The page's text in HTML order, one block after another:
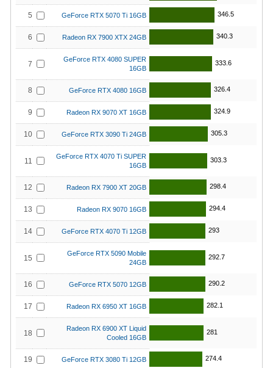
5 GeForce RTX 5070 Ti 16GB 346.5
6 Radeon RX 7900 XTX 24GB 340.3
7
GeForce RTX 4080 SUPER
16GB
333.6
8 GeForce RTX 4080 16GB 326.4
9 Radeon RX 9070 XT 16GB 324.9
10 GeForce RTX 3090 Ti 24GB 305.3
11
GeForce RTX 4070 Ti SUPER
16GB
303.3
12 Radeon RX 7900 XT 20GB 298.4
13 Radeon RX 9070 16GB 294.4
14 GeForce RTX 4070 Ti 12GB 293
15
GeForce RTX 5090 Mobile
24GB
292.7
16 GeForce RTX 5070 12GB 290.2
17 Radeon RX 6950 XT 16GB 282.1
18
Radeon RX 6900 XT Liquid
Cooled 16GB
281
19 GeForce RTX 3080 Ti 12GB 274.4